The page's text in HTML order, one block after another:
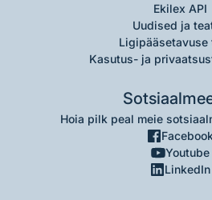
Ekilex API
Uudised ja
Ligipääsetavuse
Kasutus- ja
Hoia pilk peal meie
Facebook
Youtube
LinkedIn